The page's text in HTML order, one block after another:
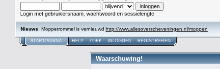
Login met gebruikersnaam, wachtwoord en sessielengte
Nieuws: Moppetrommel is vernieuwd http://www.allesoverscheveningen.nl/moppen
STARTPAGINA HELP ZOEK INLOGGEN REGISTREREN
Waarschuwing!